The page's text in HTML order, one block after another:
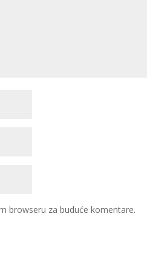
browseru za buduće komentare.